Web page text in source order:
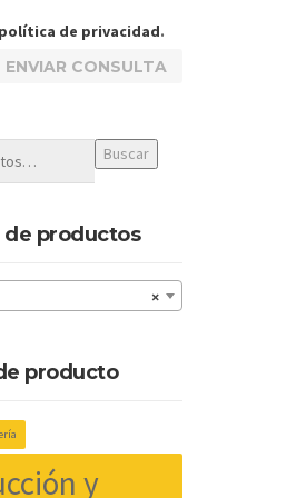
política de privacidad.
Buscar
de productos
×
producto
y